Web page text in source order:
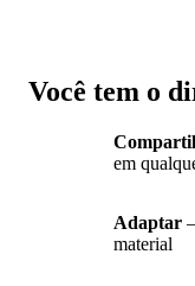
Você tem o
em
Adaptar
material